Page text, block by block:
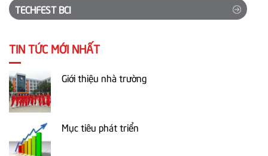
TECHFEST BCI
TIN TỨC MỚI NHẤT
Giới thiệu nhà trường
Mục tiêu phát triển